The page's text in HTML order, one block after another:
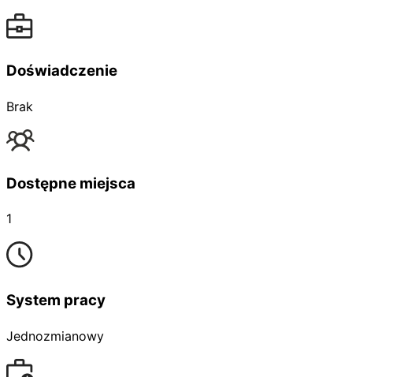
Doświadczenie
Brak
Dostępne miejsca
1
System pracy
Jednozmianowy